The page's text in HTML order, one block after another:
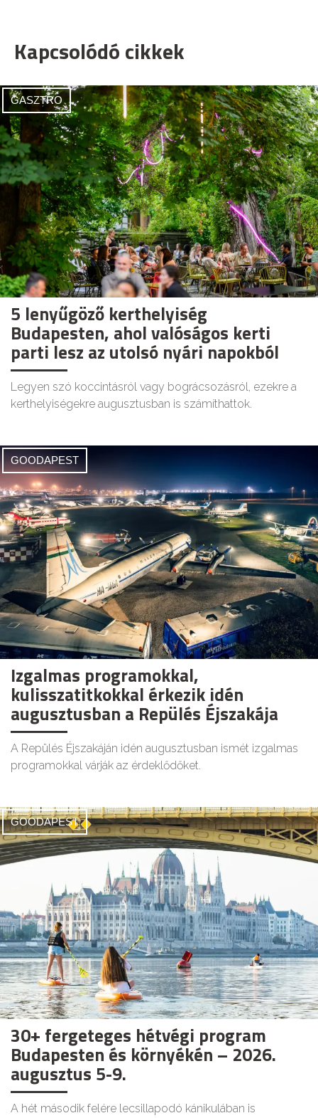
Kapcsolódó cikkek
GASZTRO
5 lenyűgöző kerthelyiség
Budapesten, ahol valóságos kerti
parti lesz az utolsó nyári napokból
Legyen szó koccintásról vagy bográcsozásról, ezekre a
kerthelyiségekre augusztusban is számíthattok.
GOODAPEST
Izgalmas programokkal,
kulisszatitkokkal érkezik idén
augusztusban a Repülés Éjszakája
A Repülés Éjszakáján idén augusztusban ismét izgalmas
programokkal várják az érdeklődőket.
GOODAPEST
30+ fergeteges hétvégi program
Budapesten és környékén – 2026.
augusztus 5-9.
A hét második felére lecsillapodó kánikulában is